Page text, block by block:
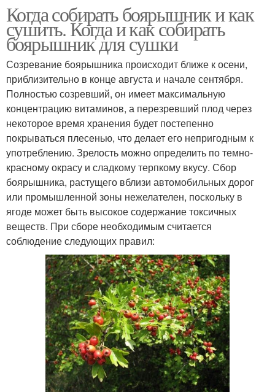
Когда собирать боярышник и как
сушить. Когда и как собирать
боярышник для сушки
Созревание боярышника происходит ближе к осени,
приблизительно в конце августа и начале сентября.
Полностью созревший, он имеет максимальную
концентрацию витаминов, а перезревший плод через
некоторое время хранения будет постепенно
покрываться плесенью, что делает его непригодным к
употреблению. Зрелость можно определить по темно-
красному окрасу и сладкому терпкому вкусу. Сбор
боярышника, растущего вблизи автомобильных дорог
или промышленной зоны нежелателен, поскольку в
ягоде может быть высокое содержание токсичных
веществ. При сборе необходимым считается
соблюдение следующих правил: